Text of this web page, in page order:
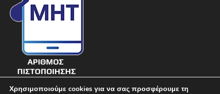
Χρησιμοποιούμε cookies για να σας προσφέρουμε τη